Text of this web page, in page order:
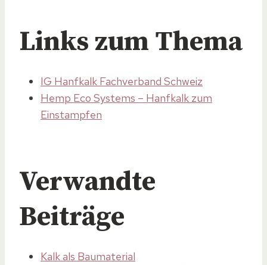
Links zum Thema
IG Hanfkalk Fachverband Schweiz
Hemp Eco Systems – Hanfkalk zum
Einstampfen
Verwandte
Beiträge
Kalk als Baumaterial